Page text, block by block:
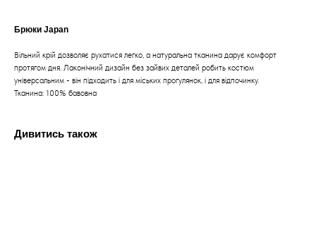
Брюки Japan
Вільний крій дозволяє рухатися легко, а натуральна тканина дарує комфорт
протягом дня. Лаконічний дизайн без зайвих деталей робить костюм
універсальним - він підходить і для міських прогулянок, і для відпочинку.
Тканина: 100% бавовна
Дивитись також